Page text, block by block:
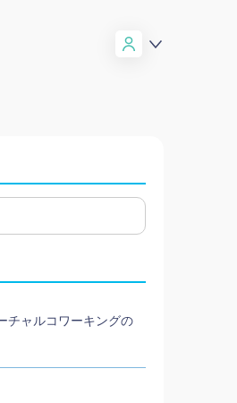
チャルコワーキングの